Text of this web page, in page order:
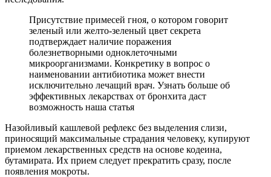
Присутствие примесей гноя, о котором говорит
зеленый или желто-зеленый цвет секрета
подтверждает наличие поражения
болезнетворными одноклеточными
микроорганизмами. Конкретику в вопрос о
наименовании антибиотика может внести
исключительно лечащий врач. Узнать больше об
эффективных лекарствах от бронхита даст
возможность наша статья
Назойливый кашлевой рефлекс без выделения слизи,
приносящий максимальные страдания человеку, купируют
приемом лекарственных средств на основе кодеина,
бутамирата. Их прием следует прекратить сразу, после
появления мокроты.